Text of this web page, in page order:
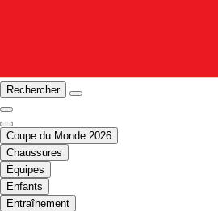
Rechercher
Coupe du Monde 2026
Chaussures
Équipes
Enfants
Entraînement